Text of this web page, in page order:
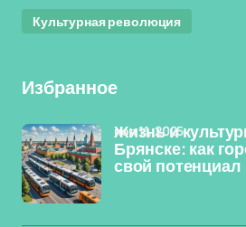
Культурная революция
Избранное
Жизнь и
Брянске: как
свой потенциал
ноя 11, 2025